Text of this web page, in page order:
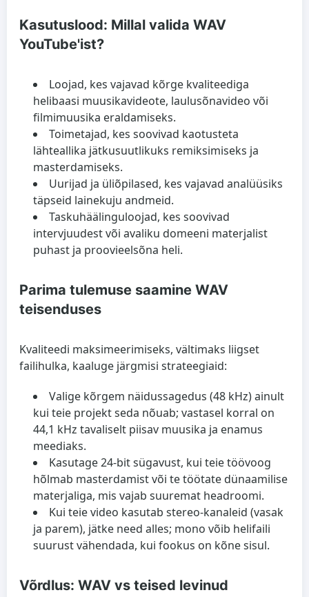
Kasutuslood: Millal valida WAV
YouTube'ist?
Loojad, kes vajavad kõrge kvaliteediga
helibaasi muusikavideote, laulusõnavideo või
filmimuusika eraldamiseks.
Toimetajad, kes soovivad kaotusteta
lähteallika jätkusuutlikuks remiksimiseks ja
masterdamiseks.
Uurijad ja üliõpilased, kes vajavad analüüsiks
täpseid lainekuju andmeid.
Taskuhäälinguloojad, kes soovivad
intervjuudest või avaliku domeeni materjalist
puhast ja proovieelsõna heli.
Parima tulemuse saamine WAV
teisenduses
Kvaliteedi maksimeerimiseks, vältimaks liigset
failihulka, kaaluge järgmisi strateegiaid:
Valige kõrgem näidussagedus (48 kHz) ainult
kui teie projekt seda nõuab; vastasel korral on
44,1 kHz tavaliselt piisav muusika ja enamus
meediaks.
Kasutage 24-bit sügavust, kui teie töövoog
hõlmab masterdamist või te töötate dünaamilise
materjaliga, mis vajab suuremat headroomi.
Kui teie video kasutab stereo-kanaleid (vasak
ja parem), jätke need alles; mono võib helifaili
suurust vähendada, kui fookus on kõne sisul.
Võrdlus: WAV vs teised levinud